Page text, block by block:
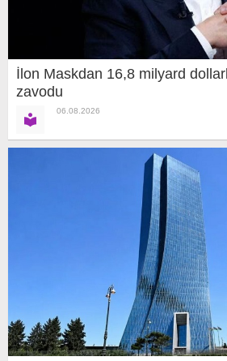
İlon Maskdan 16,8 milyard
zavodu
06.08.2026